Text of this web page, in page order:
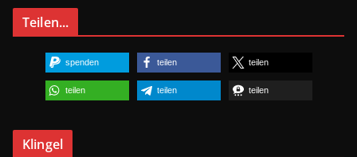
Teilen...
spenden teilen teilen
teilen teilen teilen
Klingel